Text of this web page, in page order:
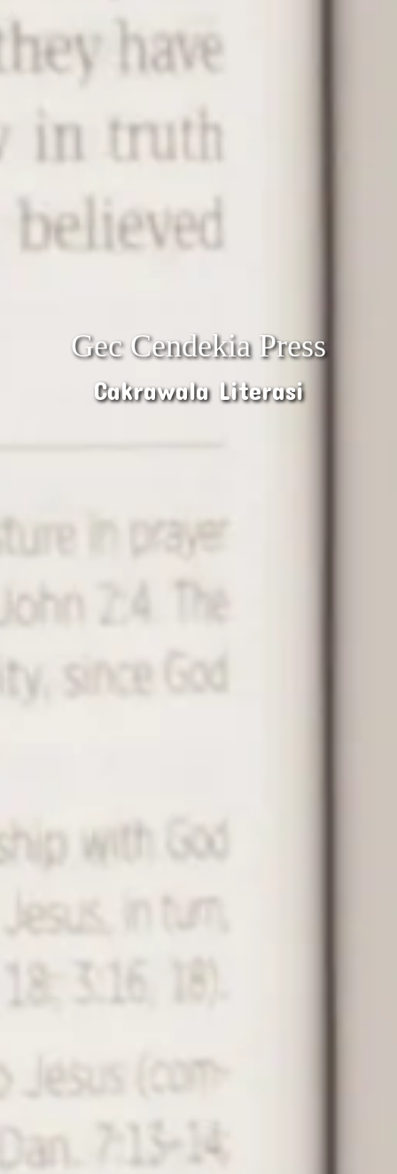
Gec Cendekia Press
Cakrawala Literasi